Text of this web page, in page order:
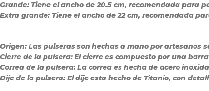
Grande: Tiene el ancho de 20.5 cm, recomendada para
Extra grande: Tiene el ancho de 22 cm, recomendada
Origen: Las pulseras son hechas a mano por artesanos
Cierre de la pulsera: El cierre es compuesto por una
Correa de la pulsera: La correa es hecha de acero
Dije de la pulsera: El dije esta hecho de Titanio, con